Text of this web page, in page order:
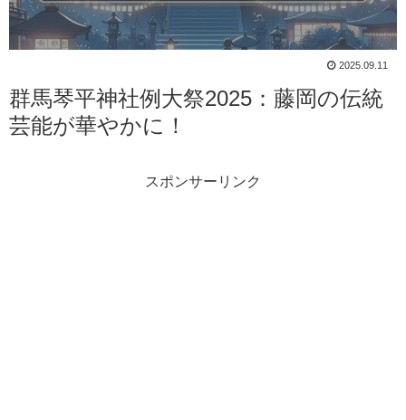
2025.09.11
群馬琴平神社例大祭2025：藤岡の伝統
芸能が華やかに！
スポンサーリンク